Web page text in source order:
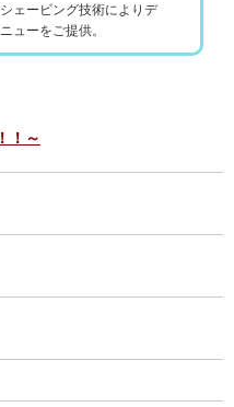
ェービング技術によりデ
ューをご提供。
！～